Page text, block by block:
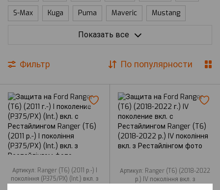
S-Max Kuga Puma Maveric Mustang
Ranger Transit\Tourneo
Показать все
Фильтр По популярности
Артикул: Ranger (T6) (2011 р.-) I
покоління (P375/PX) (Int.) вкл. з
Артикул: Ranger (T6) (2018-2022
р.) IV покоління вкл. з